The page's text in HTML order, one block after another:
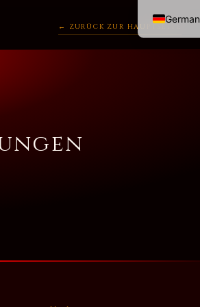
← ZURÜCK ZUR HAUPTSEITE
German
English